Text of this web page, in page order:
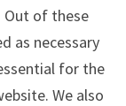
Out of these
as necessary
for the
We also